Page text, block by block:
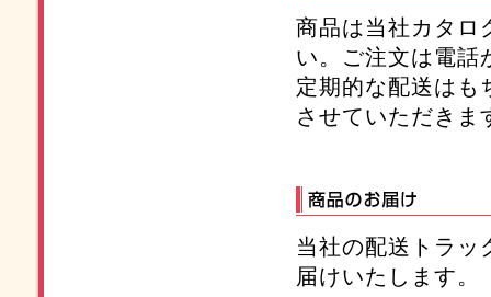
商品は当社カタロ
い。ご注文は電話
定期的な配送はも
させていただきま
当社の配送トラッ
届けいたします。